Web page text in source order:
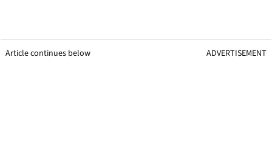
Article continues below ADVERTISEMENT